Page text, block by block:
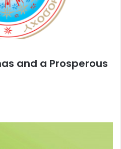
and a Prosperous